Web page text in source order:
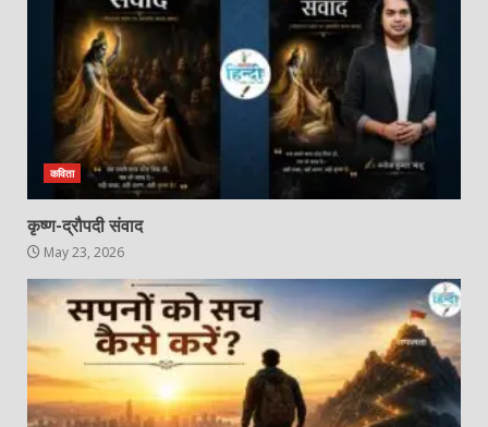
कविता
कृष्ण-द्रौपदी संवाद
May 23, 2026